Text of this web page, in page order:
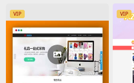
VIP VIP